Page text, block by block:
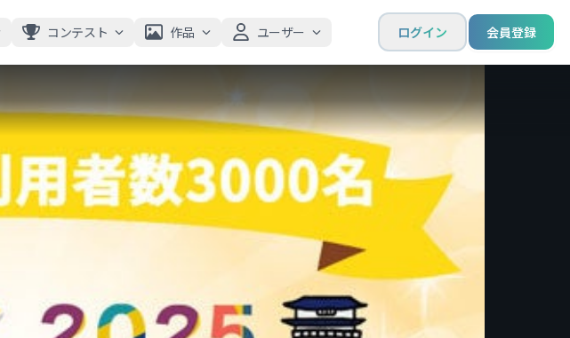
ログイン 会員登録
コンテスト 作品 ユーザー